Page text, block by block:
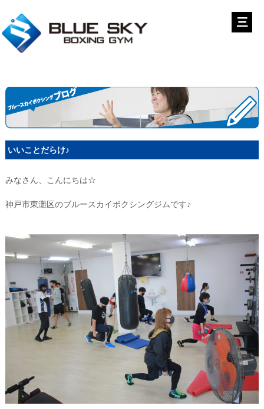
いいことだらけ♪
みなさん、こんにちは☆
神戸市東灘区のブルースカイボクシングジムです♪